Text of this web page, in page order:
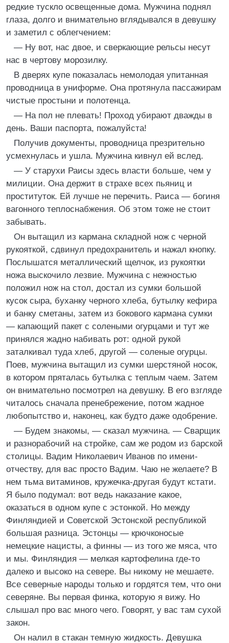
редкие тускло освещенные дома. Мужчина поднял
глаза, долго и внимательно вглядывался в девушку
и заметил с облегчением:
— Ну вот, нас двое, и сверкающие рельсы несут
нас в чертову морозилку.
В дверях купе показалась немолодая упитанная
проводница в униформе. Она протянула пассажирам
чистые простыни и полотенца.
— На пол не плевать! Проход убирают дважды в
день. Ваши паспорта, пожалуйста!
Получив документы, проводница презрительно
усмехнулась и ушла. Мужчина кивнул ей вслед.
— У старухи Раисы здесь власти больше, чем у
милиции. Она держит в страхе всех пьяниц и
проституток. Ей лучше не перечить. Раиса — богиня
вагонного теплоснабжения. Об этом тоже не стоит
забывать.
Он вытащил из кармана складной нож с черной
рукояткой, сдвинул предохранитель и нажал кнопку.
Послышатся металлический щелчок, из рукоятки
ножа выскочило лезвие. Мужчина с нежностью
положил нож на стол, достал из сумки большой
кусок сыра, буханку черного хлеба, бутылку кефира
и банку сметаны, затем из бокового кармана сумки
— капающий пакет с солеными огурцами и тут же
принялся жадно набивать рот: одной рукой
заталкивал туда хлеб, другой — соленые огурцы.
Поев, мужчина вытащил из сумки шерстяной носок,
в котором пряталась бутылка с теплым чаем. Затем
он внимательно посмотрел на девушку. В его взгляде
читалось сначала пренебрежение, потом жадное
любопытство и, наконец, как будто даже одобрение.
— Будем знакомы, — сказал мужчина. — Сварщик
и разнорабочий на стройке, сам же родом из барской
столицы. Вадим Николаевич Иванов по имени-
отчеству, для вас просто Вадим. Чаю не желаете? В
нем тьма витаминов, кружечка-другая будут кстати.
Я было подумал: вот ведь наказание какое,
оказаться в одном купе с эстонкой. Но между
Финляндией и Советской Эстонской республикой
большая разница. Эстонцы — крючконосые
немецкие нацисты, а финны — из того же мяса, что
и мы. Финляндия — мелкая картофелина где-то
далеко и высоко на севере. Вы никому не мешаете.
Все северные народы только и гордятся тем, что они
северяне. Вы первая финка, которую я вижу. Но
слышал про вас много чего. Говорят, у вас там сухой
закон.
Он налил в стакан темную жидкость. Девушка